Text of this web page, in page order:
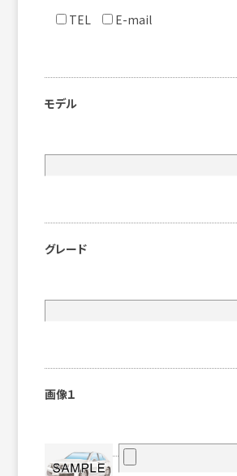
TEL E-mail
モデル
グレード
画像１